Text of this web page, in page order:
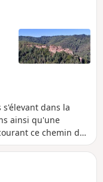
dans la
ainsi qu'une
ce chemin du
chaussure.